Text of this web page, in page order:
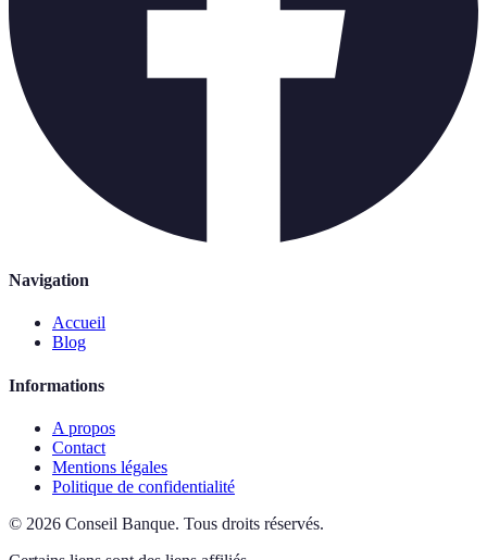
Navigation
Accueil
Blog
Informations
A propos
Contact
Mentions légales
Politique de confidentialité
© 2026 Conseil Banque. Tous droits réservés.